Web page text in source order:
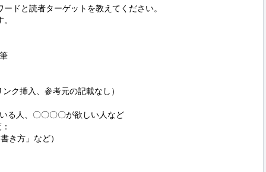
ドと読者ターゲットを教えてください。
ク挿入、参考元の記載なし）
る人、〇〇〇〇が欲しい人など
き方」など）